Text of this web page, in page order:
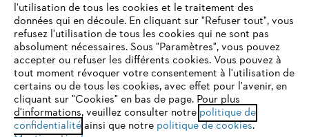
Mentions légales Cookies
Informations juridiques
STIHL VERTRIEBS AG, 8617 Mönchaltorf
Vous utilisez un navigateur Internet que nous ne prenons plus
en charge, et certaines fonctionnalités de notre site ne
peuvent fonctionner correctement. Pour une utilisation
optimale de notre site, nous vous recommandons de passer à
l'un des navigateurs suivants :
l'utilisation de tous les cookies et le traitement des
données qui en découle. En cliquant sur "Refuser tout", vous
refusez l'utilisation de tous les cookies qui ne sont pas
absolument nécessaires. Sous "Paramètres", vous pouvez
accepter ou refuser les différents cookies. Vous pouvez à
tout moment révoquer votre consentement à l'utilisation de
certains ou de tous les cookies, avec effet pour l'avenir, en
cliquant sur "Cookies" en bas de page. Pour plus
d'informations, veuillez consulter notre politique de
confidentialitéainsi que notre politique de cookies.